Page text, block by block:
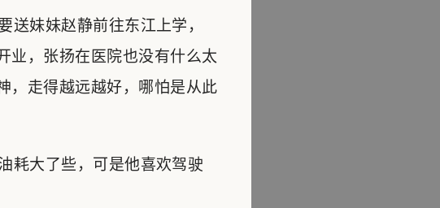
妹妹赵静前往东江上学，
业，张扬在医院也没有什么太
，走得越远越好，哪怕是从此
耗大了些，可是他喜欢驾驶